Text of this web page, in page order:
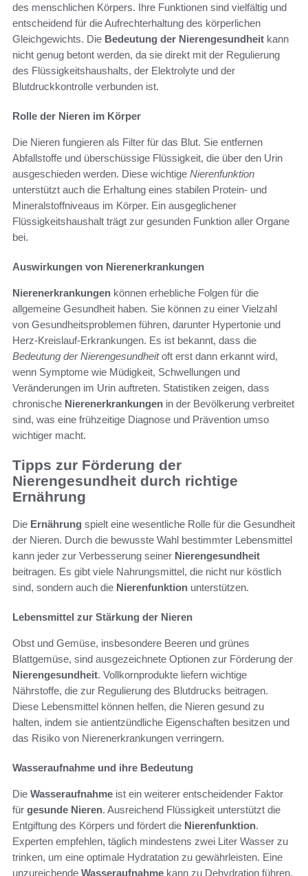
des menschlichen Körpers. Ihre Funktionen sind vielfältig und
entscheidend für die Aufrechterhaltung des körperlichen
Gleichgewichts. Die Bedeutung der Nierengesundheit kann
nicht genug betont werden, da sie direkt mit der Regulierung
des Flüssigkeitshaushalts, der Elektrolyte und der
Blutdruckkontrolle verbunden ist.
Rolle der Nieren im Körper
Die Nieren fungieren als Filter für das Blut. Sie entfernen
Abfallstoffe und überschüssige Flüssigkeit, die über den Urin
ausgeschieden werden. Diese wichtige Nierenfunktion
unterstützt auch die Erhaltung eines stabilen Protein- und
Mineralstoffniveaus im Körper. Ein ausgeglichener
Flüssigkeitshaushalt trägt zur gesunden Funktion aller Organe
bei.
Auswirkungen von Nierenerkrankungen
Nierenerkrankungen können erhebliche Folgen für die
allgemeine Gesundheit haben. Sie können zu einer Vielzahl
von Gesundheitsproblemen führen, darunter Hypertonie und
Herz-Kreislauf-Erkrankungen. Es ist bekannt, dass die
Bedeutung der Nierengesundheitoft erst dann erkannt wird,
wenn Symptome wie Müdigkeit, Schwellungen und
Veränderungen im Urin auftreten. Statistiken zeigen, dass
chronische Nierenerkrankungen in der Bevölkerung verbreitet
sind, was eine frühzeitige Diagnose und Prävention umso
wichtiger macht.
Tipps zur Förderung der
Nierengesundheit durch richtige
Ernährung
Die Ernährung spielt eine wesentliche Rolle für die Gesundheit
der Nieren. Durch die bewusste Wahl bestimmter Lebensmittel
kann jeder zur Verbesserung seiner Nierengesundheit
beitragen. Es gibt viele Nahrungsmittel, die nicht nur köstlich
sind, sondern auch die Nierenfunktion unterstützen.
Lebensmittel zur Stärkung der Nieren
Obst und Gemüse, insbesondere Beeren und grünes
Blattgemüse, sind ausgezeichnete Optionen zur Förderung der
Nierengesundheit. Vollkornprodukte liefern wichtige
Nährstoffe, die zur Regulierung des Blutdrucks beitragen.
Diese Lebensmittel können helfen, die Nieren gesund zu
halten, indem sie antientzündliche Eigenschaften besitzen und
das Risiko von Nierenerkrankungen verringern.
Wasseraufnahme und ihre Bedeutung
Die Wasseraufnahme ist ein weiterer entscheidender Faktor
für gesunde Nieren. Ausreichend Flüssigkeit unterstützt die
Entgiftung des Körpers und fördert die Nierenfunktion.
Experten empfehlen, täglich mindestens zwei Liter Wasser zu
trinken, um eine optimale Hydratation zu gewährleisten. Eine
unzureichende Wasseraufnahme kann zu Dehydration führen,